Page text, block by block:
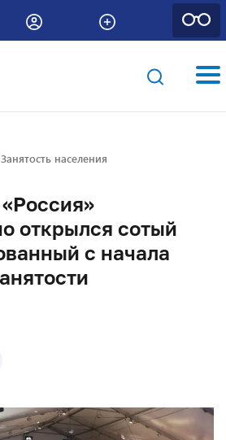
Занятость населения
открылся сотый
с начала